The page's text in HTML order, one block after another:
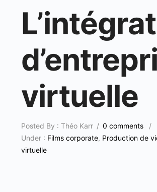
virtuelle
Posted By : Théo Karr / 0 comments
/
Under : Films corporate, Production de
virtuelle